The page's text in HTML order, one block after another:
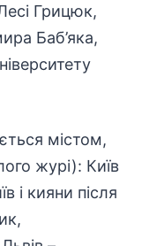
Грицюк,
Баб’яка,
містом,
журі): Київ
і кияни після